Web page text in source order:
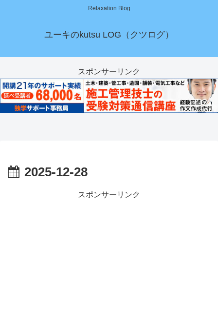
Relaxation Blog
ユーキのkutsu LOG（クツログ）
スポンサーリンク
2025-12-28
スポンサーリンク